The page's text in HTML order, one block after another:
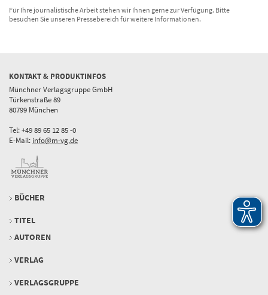
Für Ihre journalistische Arbeit stehen wir Ihnen gerne zur Verfügung. Bitte
besuchen Sie unseren Pressebereich für weitere Informationen.
KONTAKT & PRODUKTINFOS
Münchner Verlagsgruppe GmbH
Türkenstraße 89
80799 München
Tel: +49 89 65 12 85 -0
E-Mail: info@m-vg.de
BÜCHER
TITEL
AUTOREN
VERLAG
VERLAGSGRUPPE